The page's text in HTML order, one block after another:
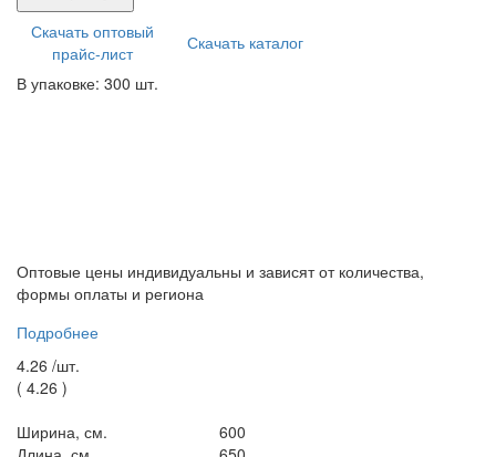
Скачать оптовый
прайс-лист
Скачать каталог
В упаковке: 300 шт.
Оптовые цены индивидуальны и зависят от количества,
формы оплаты и региона
Подробнее
4.26 /шт.
( 4.26 )
Ширина, см.
600